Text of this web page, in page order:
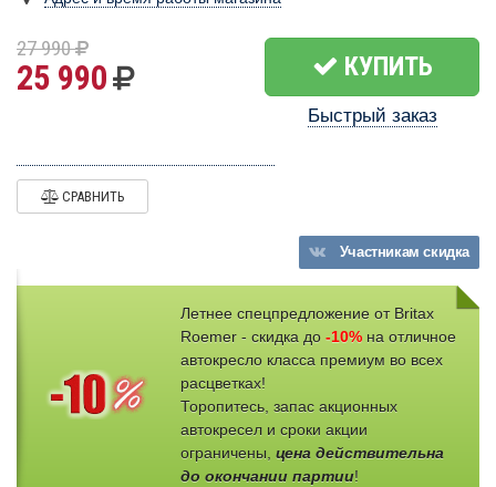
27 990
25 990 КУПИТЬ
Быстрый заказ
СРАВНИТЬ
Участникамскидка
Летнее спецпредложение от Britax
Roemer - скидка до -10% на отличное
автокресло класса премиум во всех
расцветках!
Торопитесь, запас акционных
автокресел и сроки акции
ограничены, цена действительна
до окончании партии!